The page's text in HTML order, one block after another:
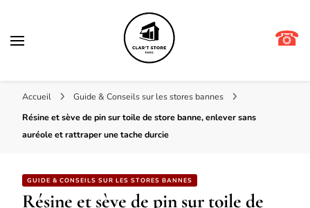
☎
Accueil
Guide & Conseils sur les stores bannes
Résine et sève de pin sur toile de store banne, enlever sans
auréole et rattraper une tache durcie
GUIDE & CONSEILS SUR LES STORES BANNES
Résine et sève de pin sur toile de